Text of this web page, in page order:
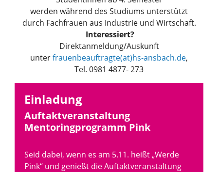
werden während des Studiums unterstützt
durch Fachfrauen aus Industrie und Wirtschaft.
Interessiert?
Direktanmeldung/Auskunft
unterfrauenbeauftragte(at)hs-ansbach.de,
Tel. 0981 4877- 273
Einladung
Auftaktveranstaltung
Mentoringprogramm Pink
Seid dabei, wenn es am 5.11. heißt „Werde
Pink“ und genießt die Auftaktveranstaltung